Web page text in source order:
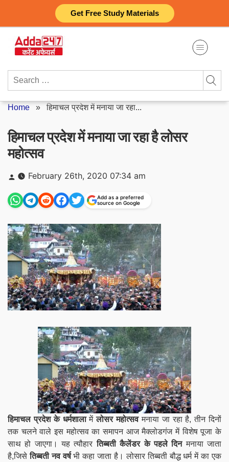
Get Free Study Materials
content
Search
Home »हिमाचल प्रदेश में मनाया जा रहा...
हिमाचल प्रदेश में मनाया जा रहा है लोसर
महोत्सव
Posted
by
February 26th, 2020 07:34 am
Add as a preferred
source on Google
हिमाचल प्रदेश के धर्मशालामेंलोसर महोत्सवमनाया जा रहा है, तीन दिनों
तक चलने वाले इस महोत्सव का समापन आज मैक्लोडगंज में विशेष पूजा के
साथ हो जाएगा। यह त्यौहारतिब्बती कैलेंडर के पहले दिनमनाया जाता
है,जिसेतिब्बती नव वर्षभी कहा जाता है। लोसार तिब्बती बौद्ध धर्म में का एक